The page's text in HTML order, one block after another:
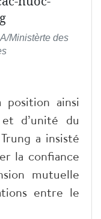
Ministèrte des
ainsi
d’unité du
a insisté
la confiance
mutuelle
entre le